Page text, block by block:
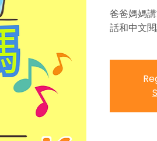
爸爸媽媽
話和中文閱